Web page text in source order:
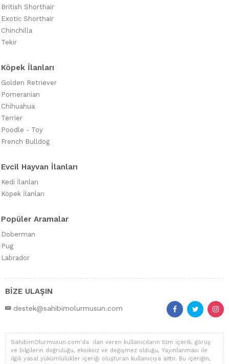
British Shorthair
Exotic Shorthair
Chinchilla
Tekir
Köpek İlanları
Golden Retriever
Pomeranian
Chihuahua
Terrier
Poodle - Toy
French Bulldog
Evcil Hayvan İlanları
Kedi İlanları
Köpek İlanları
Popüler Aramalar
Doberman
Pug
Labrador
BİZE ULAŞIN
destek@sahibimolurmusun.com
SahibimOlurmusun.com'da ilan veren kullanıcıların tüm içerik, görüş
ve bilgilerin doğruluğu, eksiksiz ve değişmez olduğu, Yayınlanması ile
ilgili yasal yükümlülükler içeriği oluşturan kullanıcıya aittir. Bu içeriğin,